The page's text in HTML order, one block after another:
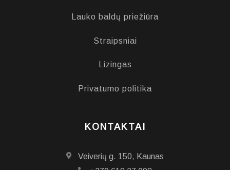
Lauko baldų priežiūra
Straipsniai
Lizingas
Privatumo politika
KONTAKTAI
Veiverių g. 150, Kaunas